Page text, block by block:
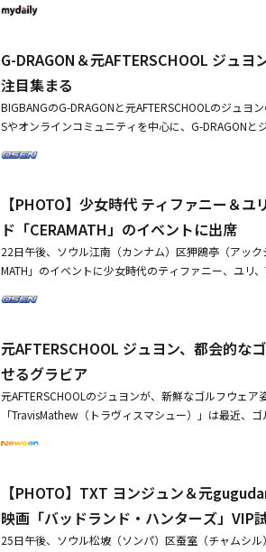
び熱愛説が浮上した。ジュヨンが、G-DRAGONの自
たこともある。G-DRAGONが、コールドプレイの来
過程でサナの個人Instagramアカウントをタグ付けし
は「最近拡散されたG-DRAGONの熱愛説に関して、
ONはMBC『Good Day』最終放送の翌日である4月14
のネンタビュー（冷蔵庫＋インタビュー）』の撮影を
韓国公演を観覧した。この時の記念ショットをSNS
GON＆元AFTERSCHOOL ジュヨン、再び熱愛説が浮
サナとの思わぬ熱愛説を否定SNS投稿の理由を説明
y Corporationです。最近、継続して疑惑が浮上して
ないことを明らかにします。ありがとうございます。
G-DRAGON＆元AFTERSCHOOL ジュ
注目集まる
BIGBANGのG-DRAGONと元AFTERSCHOOLのジュ
Sやオンラインコミュニティを中心に、G-DRAGON
あがった。写真でジュヨンは、一匹の猫と一緒に黒
と類似しており、猫もまたG-DRAGONのペットと同
ュヨンの熱愛説は今回が初めてではない。2人は2017
関係」と線を引いた。その後も2019年、ジュヨンが
て削除したかと思えば、同じ場所でパラグライダー
真が共有され、極秘旅行を楽しんだという報道が相次
いた。これを受け28日、G-DRAGONの所属事務所
OL出身で、現在は女優として活動中だ。・G-
が浮上？SNSに動画を掲載も削除事務所側「確認は難
OOL ジュヨン、インターネット上で過去の写真が再び
【PHOTO】少女時代 ティファニー＆
ド「CERAMATH」のイベントに出席
22日午後、ソウル江南（カンナム）区狎鴎亭（アッ
MATH」のイベントに少女時代のティファニー、ユリ
代 ティファニー、ミュージカル「シカゴ」公演中に
元AFTERSCHOOL ジュヨン、都会的な
せるグラビア
元AFTERSCHOOLのジュヨンが、新鮮なゴルフウェ
「TravisMathew（トラヴィスマシュー）」は最近、
なショートパンツを取り入れたヘルシーなコーディ
thew」の公式通販サイトで販売中。
【PHOTO】TXT ヨンジュン＆元
映画「バッドランド・ハンターズ」VIP
25日午後、ソウル松坡（ソンパ）区蚕室（チャムシ